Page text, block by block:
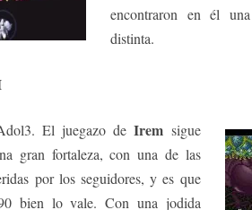
encontraron en él
distinta.
El juegazo deIrem sigue
gran fortaleza, con una de las
por los seguidores, y es que
bien lo vale. Con una jodida